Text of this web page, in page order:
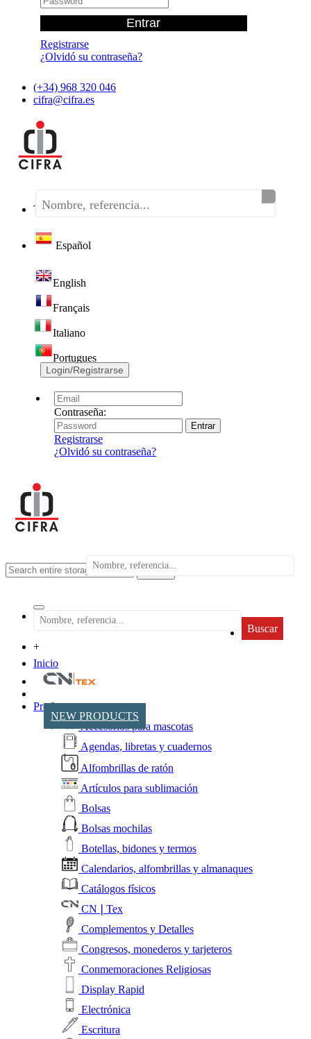
Registrarse
¿Olvidó su contraseña?
(+34) 968 320 046
cifra@cifra.es
Teléfono:(+34) 968 320 046
Español
English
Français
Italiano
Portugues
Login/Registrarse
Contraseña:
Registrarse
¿Olvidó su contraseña?
search
Buscar
+
Inicio
NEW PRODUCTS
Productos
Accesorios para mascotas
Agendas, libretas y cuadernos
Alfombrillas de ratón
Artículos para sublimación
Bolsas
Bolsas mochilas
Botellas, bidones y termos
Calendarios, alfombrillas y almanaques
Catálogos físicos
CN❘Tex
Complementos y Detalles
Congresos, monederos y tarjeteros
Conmemoraciones Religiosas
Display Rapid
Electrónica
Escritura